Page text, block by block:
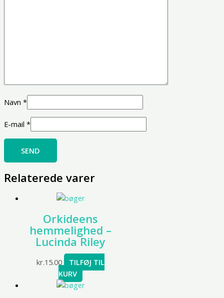
Navn *
E-mail *
Relaterede varer
Orkideens
hemmelighed –
Lucinda Riley
kr.15.00
TILFØJ TIL
KURV